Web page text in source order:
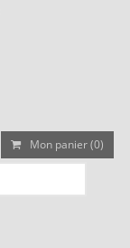
Mon panier (0)